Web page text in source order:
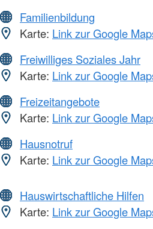
Familienbildung
Karte: Link zur Google
Freiwilliges Soziales Jahr
Karte: Link zur Google
Freizeitangebote
Karte: Link zur Google
Hausnotruf
Karte: Link zur Google
Hauswirtschaftliche Hilfen
Karte: Link zur Google